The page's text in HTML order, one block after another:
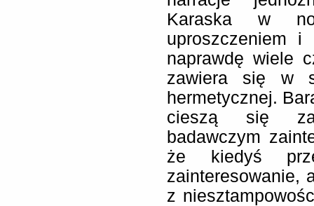
Karaska w
uproszczeniem i
naprawdę wiele
zawiera się w
hermetycznej.
cieszą się zaś
badawczym
że kiedyś
zainteresowanie,
z